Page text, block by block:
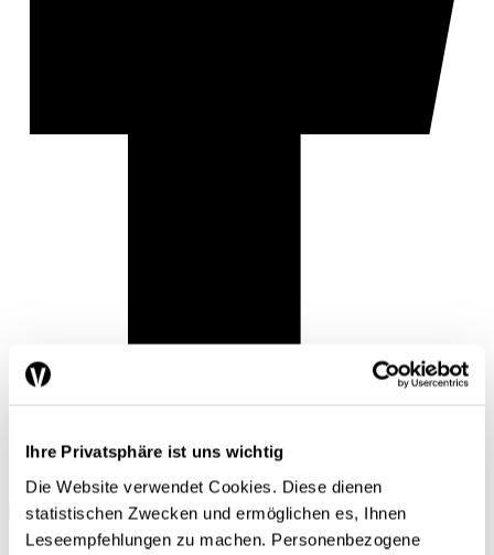
Ihre Privatsphäre ist uns wichtig
Die Website verwendet Cookies. Diese dienen
statistischen Zwecken und ermöglichen es, Ihnen
Leseempfehlungen zu machen. Personenbezogene